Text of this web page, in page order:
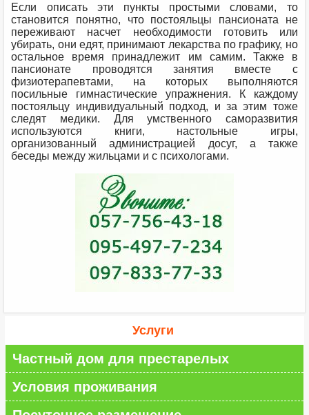
Если описать эти пункты простыми словами, то
становится понятно, что постояльцы пансионата не
переживают насчет необходимости готовить или
убирать, они едят, принимают лекарства по графику, но
остальное время принадлежит им самим. Также в
пансионате проводятся занятия вместе с
физиотерапевтами, на которых выполняются
посильные гимнастические упражнения. К каждому
постояльцу индивидуальный подход, и за этим тоже
следят медики. Для умственного саморазвития
используются книги, настольные игры,
организованный администрацией досуг, а также
беседы между жильцами и с психологами.
Услуги
Частный дом для престарелых
Условия проживания